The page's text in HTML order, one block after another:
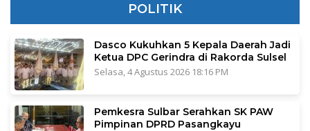
POLITIK
Dasco Kukuhkan 5 Kepala Daerah Jadi
Ketua DPC Gerindra di Rakorda Sulsel
Selasa, 4 Agustus 2026 18:16 PM
Pemkesra Sulbar Serahkan SK PAW
Pimpinan DPRD Pasangkayu